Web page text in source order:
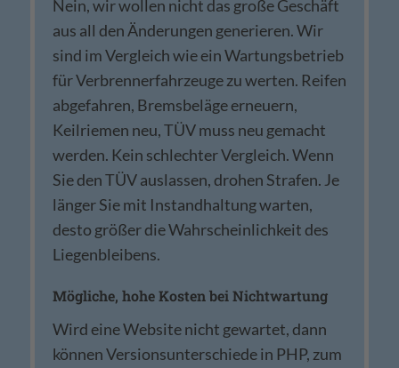
Nein, wir wollen nicht das große Geschäft
aus all den Änderungen generieren. Wir
sind im Vergleich wie ein Wartungsbetrieb
für Verbrennerfahrzeuge zu werten. Reifen
abgefahren, Bremsbeläge erneuern,
Keilriemen neu, TÜV muss neu gemacht
werden. Kein schlechter Vergleich. Wenn
Sie den TÜV auslassen, drohen Strafen. Je
länger Sie mit Instandhaltung warten,
desto größer die Wahrscheinlichkeit des
Liegenbleibens.
Mögliche, hohe Kosten bei Nichtwartung
Wird eine Website nicht gewartet, dann
können Versionsunterschiede in PHP, zum